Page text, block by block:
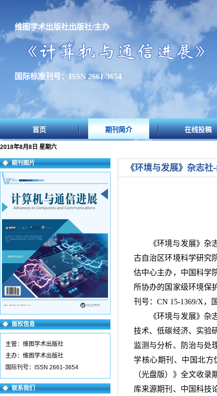
维图学术出版社出版社/主办
国际标准刊号：ISSN 2661-3654
首页 期刊简介 在线投稿
2018年8月8日 星期六
期刊图片
版权信息
主管：维图学术出版社
主办：维图学术出版社
国际刊号：ISSN 2661-3654
联系我们
《环境与发展》杂志
《环境与发展》
古自治区环境科学研究
估中心主办，中国科学
所协办的国家级环境保
刊号： CN 15-1369/X，
《环境与发展》
技术、低碳经济、实验
监测与分析、防治与处
学核心期刊、中国北
（光盘版）》全文收
库来源期刊、中国科技